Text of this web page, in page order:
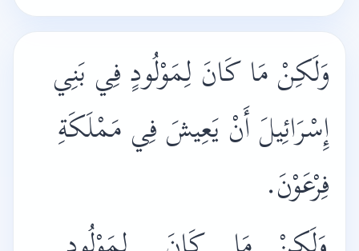
وَلَكِنْ مَا كَانَ لِمَوْلُودٍ فِي بَنِي
إِسْرَائِيلَ أَنْ يَعِيشَ فِي مَمْلَكَةِ
فِرْعَوْنَ.